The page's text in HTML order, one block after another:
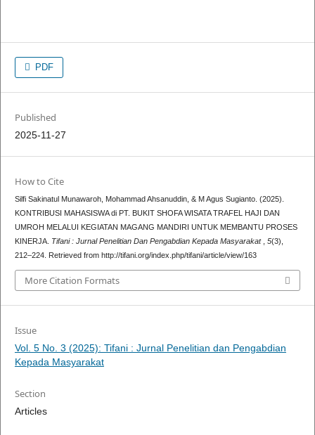
PDF
Published
2025-11-27
How to Cite
Silfi Sakinatul Munawaroh, Mohammad Ahsanuddin, & M Agus Sugianto. (2025).
KONTRIBUSI MAHASISWA di PT. BUKIT SHOFA WISATA TRAFEL HAJI DAN
UMROH MELALUI KEGIATAN MAGANG MANDIRI UNTUK MEMBANTU PROSES
KINERJA. Tifani : Jurnal Penelitian Dan Pengabdian Kepada Masyarakat 5(3),
212–224. Retrieved from http://tifani.org/index.php/tifani/article/view/163
More Citation Formats
Issue
Vol. 5 No. 3 (2025): Tifani : Jurnal Penelitian dan Pengabdian
Kepada Masyarakat
Section
Articles